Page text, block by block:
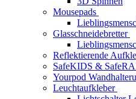
Mousepads
Glasschneidebretter
Reflektierende
SafeKIDS &
Yourpod
Leuchtaufkleber